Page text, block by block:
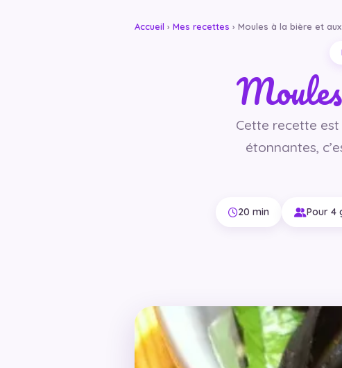
Accueil › Mes recettes › Moules à la bière et
Cette recette
étonnantes,
20 min Pour 4